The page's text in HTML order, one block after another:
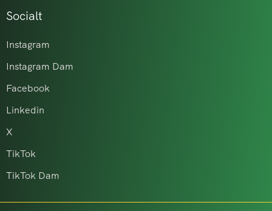
Socialt
Instagram
Instagram Dam
Facebook
Linkedin
X
TikTok
TikTok Dam